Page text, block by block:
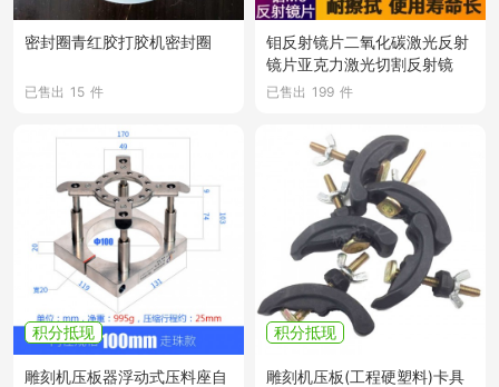
密封圈青红胶打胶机密封圈
已售出 15 件
钼反射镜片二氧化碳激光反射
镜片亚克力激光切割反射镜
已售出 199 件
积分抵现
雕刻机压板器浮动式压料座自
积分抵现
雕刻机压板(工程硬塑料)卡具